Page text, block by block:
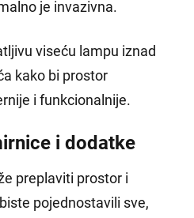
je invazivna.
viseću lampu iznad
kako bi prostor
i funkcionalnije.
i dodatke
preplaviti prostor i
pojednostavili sve,